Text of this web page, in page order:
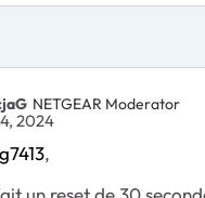
NETGEAR Moderator
2024
,